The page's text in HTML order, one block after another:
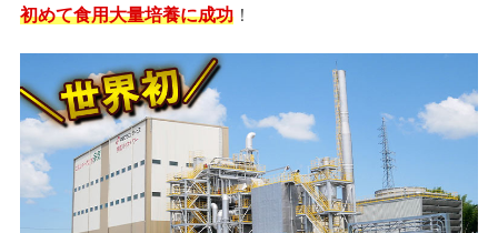
初めて食用大量培養に成功！